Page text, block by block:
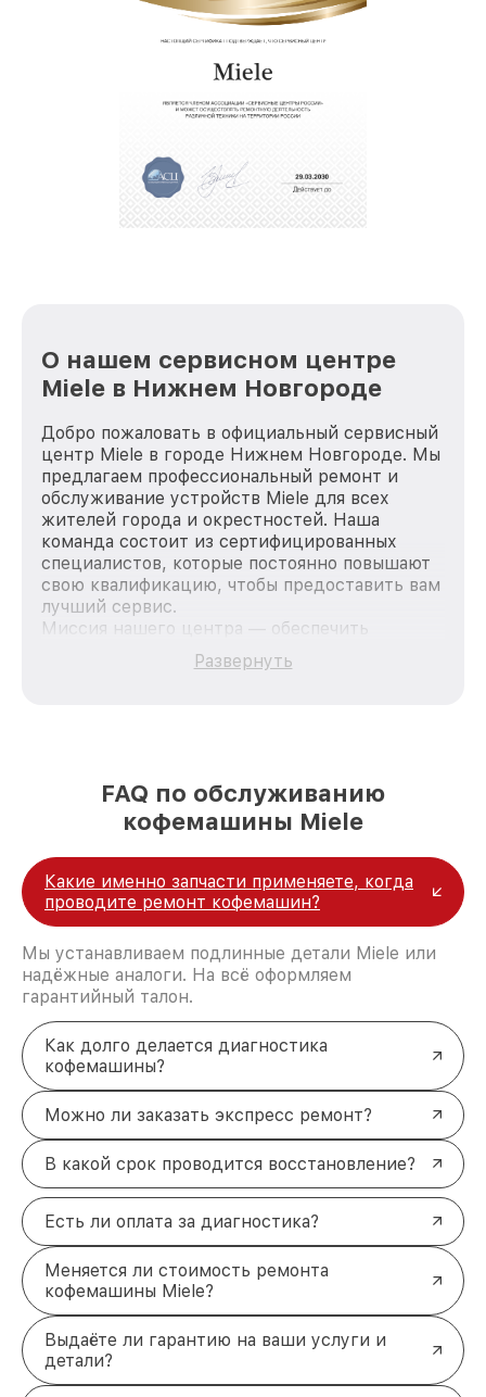
позволяет сократить сроки
восстановительных работ;
услуги курьера для владельцев
крупногабаритной техники, которые
обеспечат доставку устройств в сервис в
полной сохранности и бесплатно.
положительные отзывы и обрели отличную
репутацию. Мы постоянно совершенствуемся и
О нашем сервисном центре
Miele в Нижнем Новгороде
Добро пожаловать в официальный сервисный
центр Miele в городе Нижнем Новгороде. Мы
предлагаем профессиональный ремонт и
обслуживание устройств Miele для всех
жителей города и окрестностей. Наша
команда состоит из сертифицированных
специалистов, которые постоянно повышают
свою квалификацию, чтобы предоставить вам
лучший сервис.
Миссия нашего центра — обеспечить
качественный и доступный ремонт для
каждого пользователя продукции Miele, вне
лучшим сервисным центром Miele в городе
Нижнем Новгороде, постоянно повышая
уровень доверия и лояльности наших
Развернуть
FAQ по обслуживанию
кофемашины Miele
Какие именно запчасти применяете, когда
проводите ремонт кофемашин?
Мы устанавливаем подлинные детали Miele или
надёжные аналоги. На всё оформляем
гарантийный талон.
Как долго делается диагностика
кофемашины?
Можно ли заказать экспресс ремонт?
В какой срок проводится восстановление?
Есть ли оплата за диагностика?
Меняется ли стоимость ремонта
кофемашины Miele?
Выдаёте ли гарантию на ваши услуги и
детали?